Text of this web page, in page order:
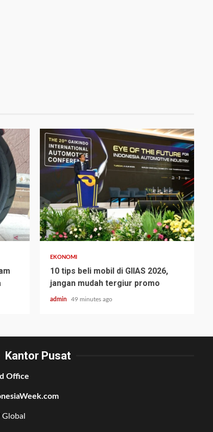
EKONOMI
10 tips beli mobil di GIIAS 2026,
jangan mudah tergiur promo
admin 49 minutes ago
Kantor Pusat
Office
Global